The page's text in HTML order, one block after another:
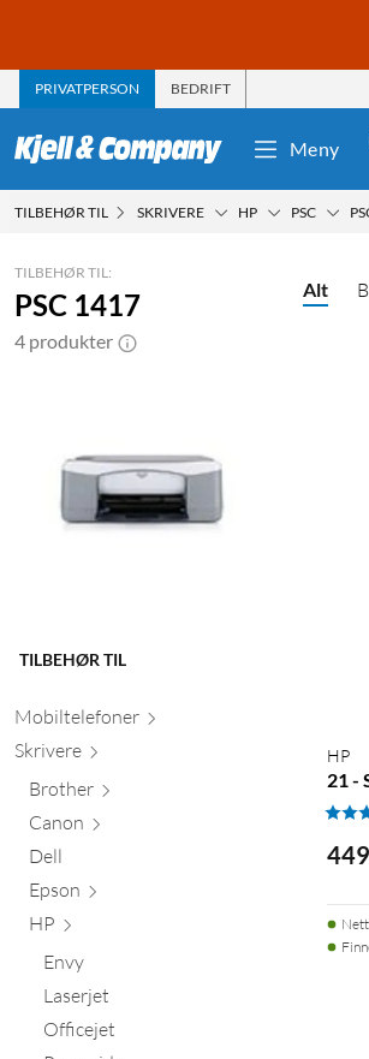
PRIVATPERSON BEDRIFT
Meny
TILBEHØR TIL SKRIVERE HP PSC
TILBEHØR TIL:
PSC 1417
4 produkter
TILBEHØR TIL
Mobiltelefoner
Skrivere
Brother
Canon
Dell
Epson
HP
Envy
Laserjet
Officejet
Alt
HP
21 -
449